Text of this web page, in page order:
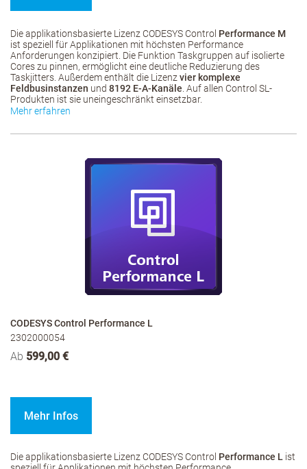
Die applikationsbasierte Lizenz CODESYS Control Performance M
ist speziell für Applikationen mit höchsten Performance
Anforderungen konzipiert. Die Funktion Taskgruppen auf isolierte
Cores zu pinnen, ermöglicht eine deutliche Reduzierung des
Taskjitters. Außerdem enthält die Lizenz vier komplexe
Feldbusinstanzen und 8192 E-A-Kanäle . Auf allen Control SL-
Produkten ist sie uneingeschränkt einsetzbar.
Mehr erfahren
CODESYS Control Performance L
2302000054
Ab 599,00 €
Mehr Infos
Die applikationsbasierte Lizenz CODESYS Control Performance L ist